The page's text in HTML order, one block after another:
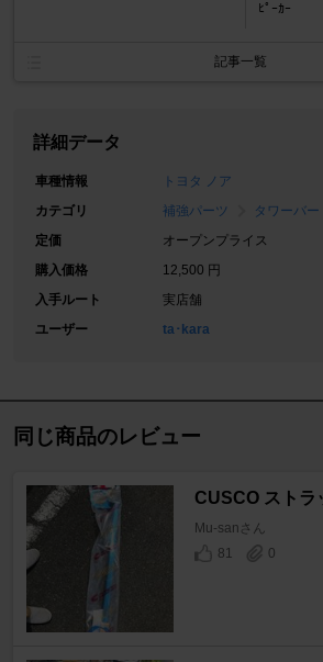
ﾋﾟｰｶｰ
記事一覧
詳細データ
車種情報
トヨタ ノア
カテゴリ
補強パーツ
タワーバー
定価
オープンプライス
購入価格
12,500 円
入手ルート
実店舗
ユーザー
ta･kara
同じ商品のレビュー
CUSCO ストラ
Mu-sanさん
81
0